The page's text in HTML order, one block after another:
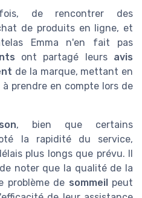
de rencontrer des
de produits en ligne, et
Emma n'en fait pas
ont partagé leurs avis
de la marque, mettant en
prendre en compte lors de
, bien que certains
la rapidité du service,
plus longs que prévu. Il
noter que la qualité de la
problème de sommeilpeut